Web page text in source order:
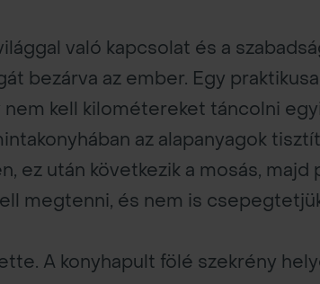
való kapcsolat és a
bezárva az ember. Egy
kell kilométereket táncolni
az alapanyagok
ez után következik a mosás, majd
megtenni, és nem is
A konyhapult fölé szekrény